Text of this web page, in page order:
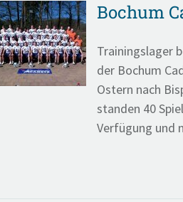
Bochum
Trainingslager
der Bochum
Ostern nach
standen 40
Verfügung und